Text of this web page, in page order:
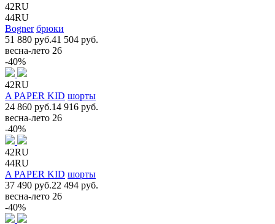
42RU
44RU
Bogner брюки
51 880 руб.41 504 руб.
весна-лето 26
-40%
42RU
A PAPER KID шорты
24 860 руб.14 916 руб.
весна-лето 26
-40%
42RU
44RU
A PAPER KID шорты
37 490 руб.22 494 руб.
весна-лето 26
-40%